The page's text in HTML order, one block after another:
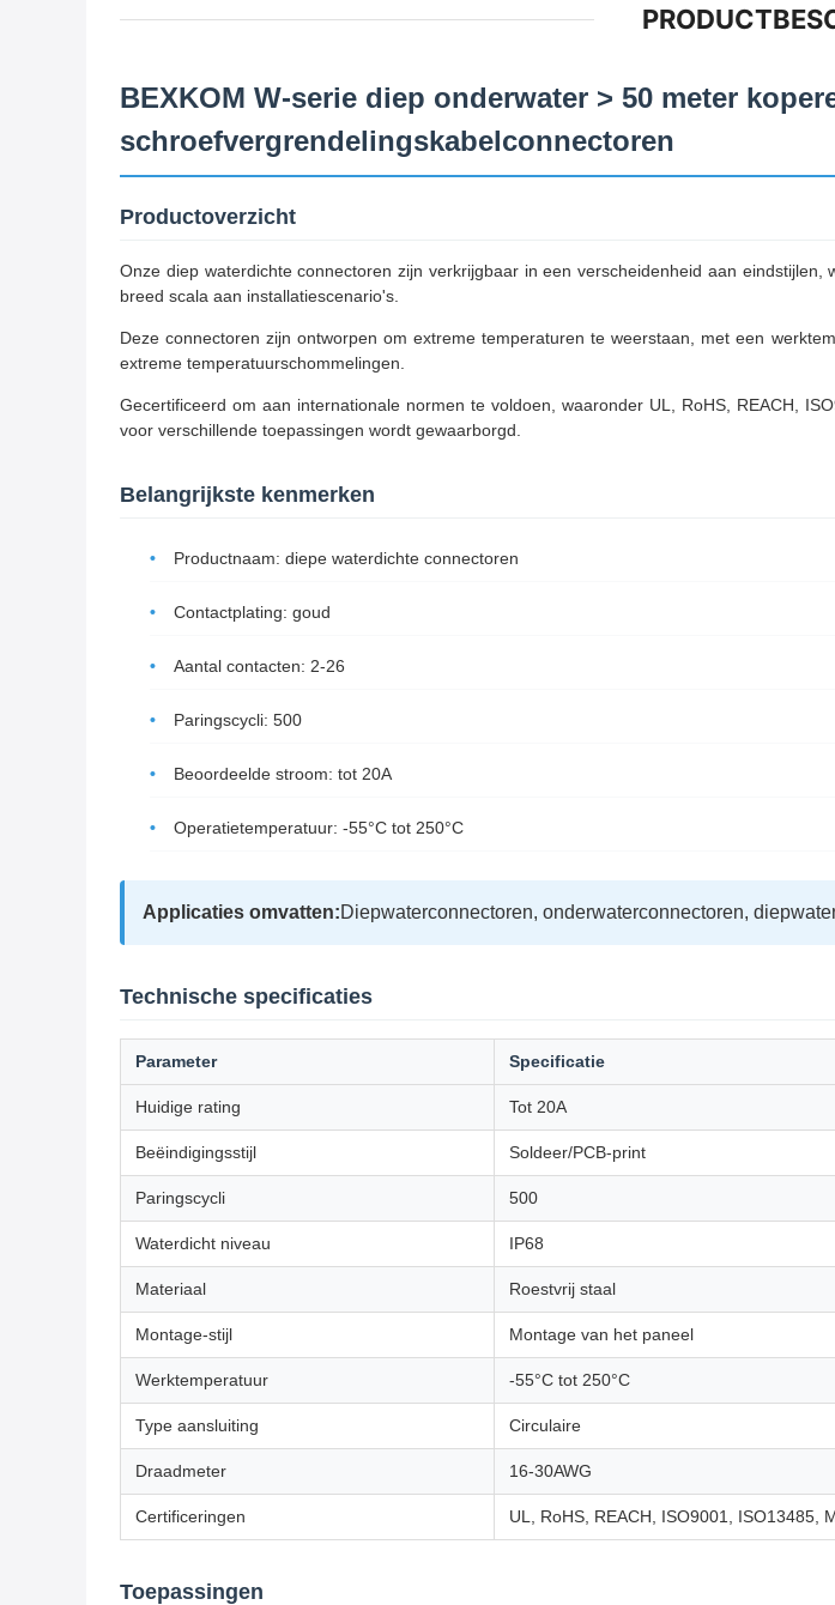
BEXKOM W-serie diep onderwater > 50 meter
schroefvergrendelingskabelconnectoren
Productoverzicht
Onze diep waterdichte connectoren zijn verkrijgbaar in een verscheidenheid aan
breed scala aan installatiescenario's.
Deze connectoren zijn ontworpen om extreme temperaturen te weerstaan, met een
extreme temperatuurschommelingen.
Gecertificeerd om aan internationale normen te voldoen, waaronder UL, RoHS, REACH,
voor verschillende toepassingen wordt gewaarborgd.
Belangrijkste kenmerken
Productnaam: diepe waterdichte connectoren
Contactplating: goud
Aantal contacten: 2-26
Paringscycli: 500
Beoordeelde stroom: tot 20A
Operatietemperatuur: -55°C tot 250°C
Applicaties omvatten:Diepwaterconnectoren, onderwaterconnectoren,
Technische specificaties
Parameter Specificatie
Huidige rating Tot 20A
Beëindigingsstijl Soldeer/PCB-print
Paringscycli 500
Waterdicht niveau IP68
Materiaal Roestvrij staal
Montage-stijl Montage van het paneel
Werktemperatuur -55°C tot 250°C
Type aansluiting Circulaire
Draadmeter 16-30AWG
Certificeringen UL, RoHS, REACH, ISO9001, ISO13485,
Toepassingen